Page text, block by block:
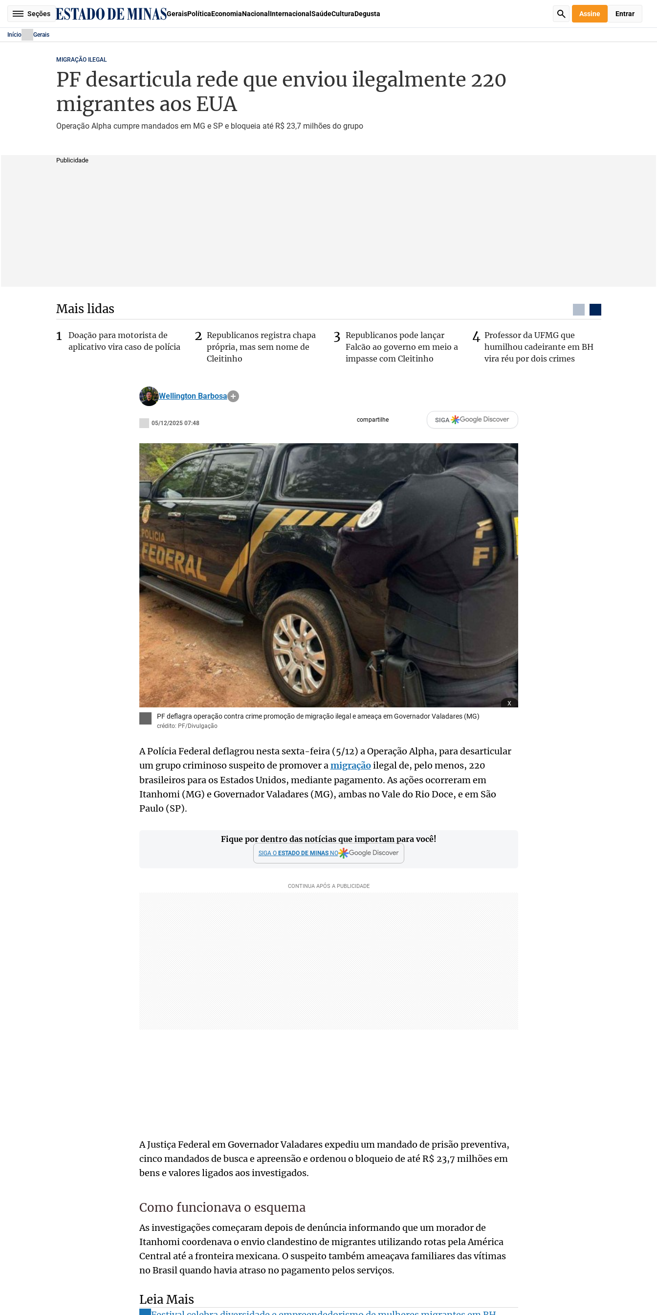
Seções GeraisPolíticaEconomiaNacional Internacional SaúdeCulturaDegusta Assine Entrar
Início Gerais
MIGRAÇÃO ILEGAL
PF desarticula rede que enviou ilegalmente 220
migrantes aos EUA
Operação Alpha cumpre mandados em MG e SP e bloqueia até R$ 23,7 milhões do grupo
Publicidade
Mais lidas
Doação para motorista de
aplicativo vira caso de polícia
Republicanos registra chapa
própria, mas sem nome de
Cleitinho
Republicanos pode lançar
Falcão ao governo em meio a
impasse com Cleitinho
Professor da UFMG que
humilhou cadeirante em BH
vira réu por dois crimes
Wellington Barbosa
05/12/2025 07:48 compartilhe SIGA
x
PF deflagra operação contra crime promoção de migração ilegal e ameaça em Governador Valadares (MG)
crédito: PF/Divulgação
A Polícia Federal deflagrou nesta sexta-feira (5/12) a Operação Alpha, para desarticular
um grupo criminoso suspeito de promover amigraçãoilegal de, pelo menos, 220
brasileiros para os Estados Unidos, mediante pagamento. As ações ocorreram em
Itanhomi (MG) e Governador Valadares (MG), ambas no Vale do Rio Doce, e em São
Paulo (SP).
Fique por dentro das notícias que importam para você!
SIGA O ESTADO DE MINASNO
A Justiça Federal em Governador Valadares expediu um mandado de prisão preventiva,
cinco mandados de busca e apreensão e ordenou o bloqueio de até R$ 23,7 milhões em
bens e valores ligados aos investigados.
Como funcionava o esquema
As investigações começaram depois de denúncia informando que um morador de
Itanhomi coordenava o envio clandestino de migrantes utilizando rotas pela América
Central até a fronteira mexicana. O suspeito também ameaçava familiares das vítimas
no Brasil quando havia atraso no pagamento pelos serviços.
Leia Mais